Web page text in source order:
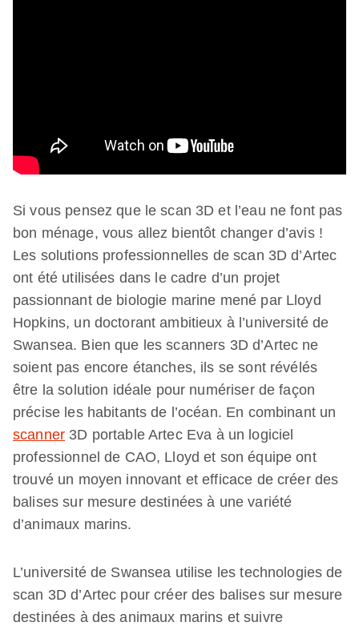
Si vous pensez que le scan 3D et l’eau ne font pas
bon ménage, vous allez bientôt changer d’avis !
Les solutions professionnelles de scan 3D d’Artec
ont été utilisées dans le cadre d’un projet
passionnant de biologie marine mené par Lloyd
Hopkins, un doctorant ambitieux à l’université de
Swansea. Bien que les scanners 3D d’Artec ne
soient pas encore étanches, ils se sont révélés
être la solution idéale pour numériser de façon
précise les habitants de l’océan. En combinant un
scanner 3D portable Artec Eva à un logiciel
professionnel de CAO, Lloyd et son équipe ont
trouvé un moyen innovant et efficace de créer des
balises sur mesure destinées à une variété
d’animaux marins.
L’université de Swansea utilise les technologies de
scan 3D d’Artec pour créer des balises sur mesure
destinées à des animaux marins et suivre